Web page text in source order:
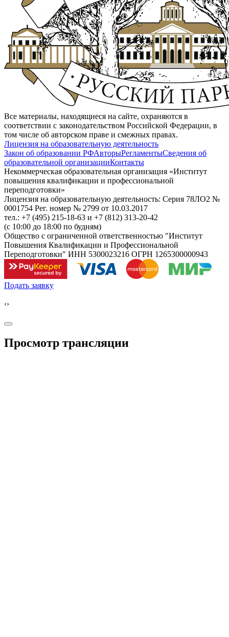
Все материалы, находящиеся на сайте, охраняются в
соответствии с законодательством Российской Федерации, в
том числе об авторском праве и смежных правах.
Лицензия на образовательную деятельность
Закон об образовании РФАвторыРегламентыСведения об
образовательной организацииКонтакты
Некоммерческая образовательная организация «Институт
повышения квалификации и профессиональной
переподготовки»
Лицензия на образовательную деятельность: Серия 78ЛО2 №
0001754 Рег. номер № 2799 от 10.03.2017
тел.: +7 (495) 215-18-63 и +7 (812) 313-20-42
(с 10:00 до 18:00 по будням)
Общество с ограниченной ответственностью "Институт
Повышения Квалификации и Профессиональной
Переподготовки" ИНН 5300023216 ОГРН 1265300000943
Подать заявку
‹›
Просмотр трансляции